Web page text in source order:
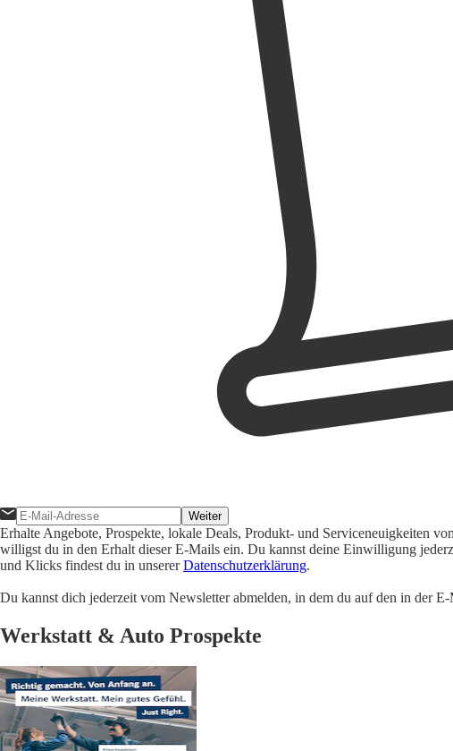
Weiter
Erhalte Angebote, Prospekte, lokale Deals, Produkt- und Serviceneuigkeiten
willigst du in den Erhalt dieser E-Mails ein. Du kannst deine Einwilligung
und Klicks findest du in unsererDatenschutzerklärung.
Du kannst dich jederzeit vom Newsletter abmelden, in dem du auf den in der
Werkstatt & Auto Prospekte